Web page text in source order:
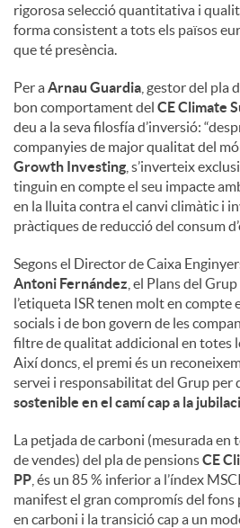
rigorosa selecció quantitativa i
forma consistent a tots els països
que té presència.
Per aArnau Guardia , gestor del pla
bon comportament del CE Climate
deu a la seva filosfía d’inversió:
companyies de major qualitat del
Growth Investing , s’inverteix
tinguin en compte el seu impacte
en la lluita contra el canvi climàtic i
pràctiques de reducció del consum
Segons el Director de Caixa
Antoni Fernández , el Plans del
l’etiqueta ISR tenen molt en compte
socials i de bon govern de les
filtre de qualitat addicional en totes
Així doncs, el premi és un
servei i responsabilitat del Grup per
sostenible en el camí cap a la
La petjada de carboni (mesurada en
de vendes) del pla de pensionsCE
PP , és un 85 % inferior a l’índex
manifest el gran compromís del fons
en carboni i la transició cap a un